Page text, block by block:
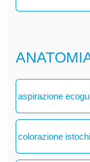
aspirazione
colorazione